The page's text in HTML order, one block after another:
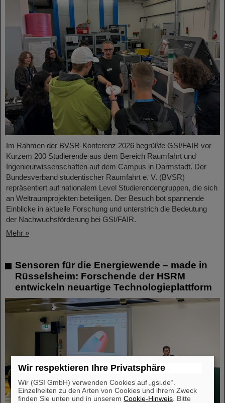
Im Rahmen der BVSR-Konferenz 2026 begrüßte GSI/FAIR vor
Kurzem 200 Studierende aus dem Bereich Raumfahrt und
Ingenieurwissenschaften auf dem Campus in Darmstadt. Der
Bundesverband studentischer Raumfahrt e. V. (BVSR)
repräsentiert auf nationalem Level Studierendengruppen, die sich
an Weltraumprojekten beteiligen. Der Besuch bot spannende
Einblicke in aktuelle Forschung und unterstrich die Bedeutung
der Nachwuchsförderung bei GSI/FAIR.
Mehr »
Sensoren für die Energiewende – made in
Rüsselsheim: Forschende der HSRM
entwickeln neuartige Technologieplattform
Wir respektieren Ihre Privatsphäre
Wir (GSI GmbH) verwenden Cookies auf „gsi.de“.
Einzelheiten zu den Arten von Cookies und ihrem Zweck
finden Sie unten und in unseremCookie-Hinweis . Bitte